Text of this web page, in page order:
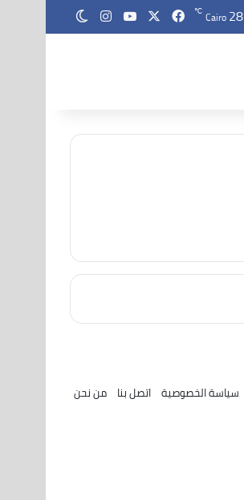
Cairo28
℃ فيسبوك ‫YouTubeانستقرام
سياسة الخصوصية اتصل بنا من نحن